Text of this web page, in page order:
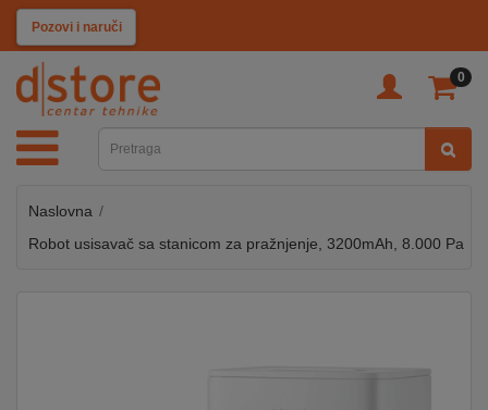
Pozovi i naruči
0
KATEGORIJE
TV
SAT
MOBILNI
UREĐAJI
Naslovna
Robot usisavač sa stanicom za pražnjenje, 3200mAh, 8.000 Pa